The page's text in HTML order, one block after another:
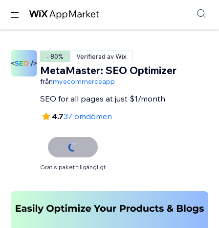
- 80% Verifierad av Wix
MetaMaster: SEO Optimizer
frånmyecommerceapp
SEO for all pages at just $1/month
4.737 omdömen
Gratis paket tillgängligt